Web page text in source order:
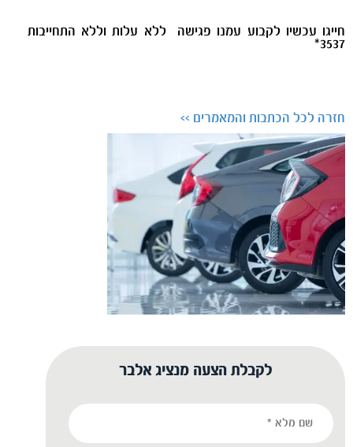
חייגו עכשיו לקבוע עמנו פגישה ללא עלות וללא התחייבות
3537*
חזרה לכל הכתבות והמאמרים >>
לקבלת הצעה מנציג אלבר